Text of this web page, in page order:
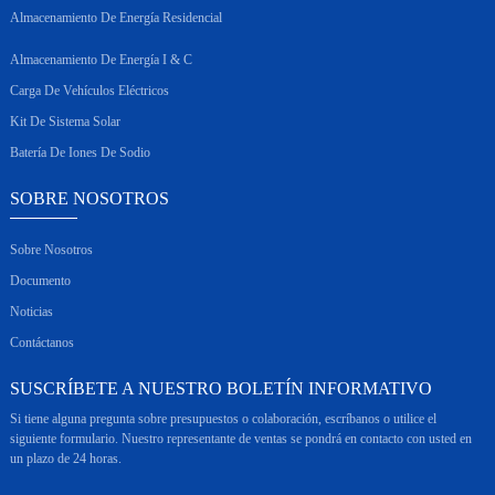
Almacenamiento De Energía Residencial
Almacenamiento De Energía I & C
Carga De Vehículos Eléctricos
Kit De Sistema Solar
Batería De Iones De Sodio
SOBRE NOSOTROS
Sobre Nosotros
Documento
Noticias
Contáctanos
SUSCRÍBETE A NUESTRO BOLETÍN INFORMATIVO
Si tiene alguna pregunta sobre presupuestos o colaboración, escríbanos o utilice el
siguiente formulario. Nuestro representante de ventas se pondrá en contacto con usted en
un plazo de 24 horas.